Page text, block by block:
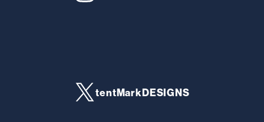
tentMarkDESIGNS